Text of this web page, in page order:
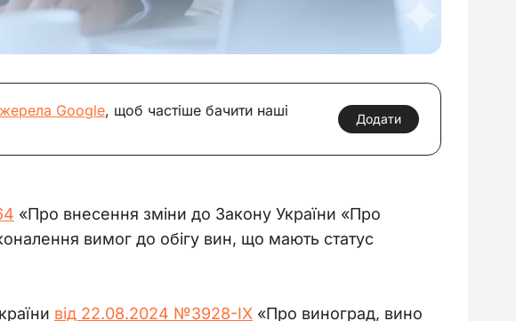
Google, щоб частіше бачити наші
Додати
«Про внесення зміни до Закону України «Про
вимог до обігу вин, що мають статус
від 22.08.2024 №3928-IX «Про виноград, вино